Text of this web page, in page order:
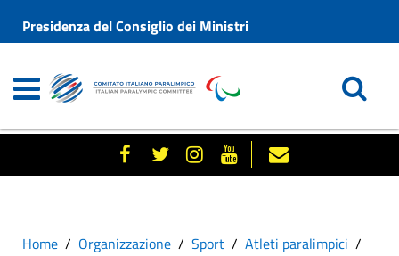
Presidenza del Consiglio dei Ministri
Home Organizzazione Sport
Atleti paralimpici